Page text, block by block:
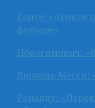
Конте: «Деньги
футболе»
Ибрагимович:
Лионель Месси:
Роналду: